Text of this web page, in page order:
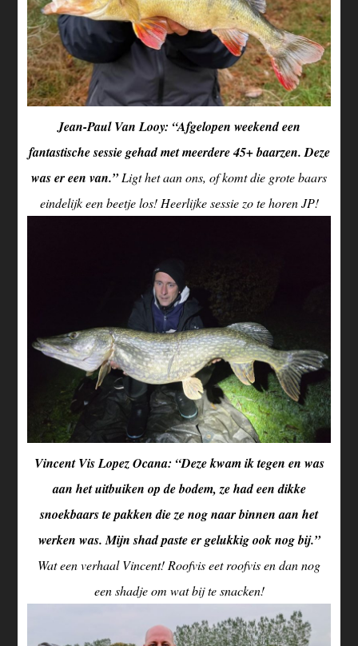
Jean-Paul Van Looy: “Afgelopen weekend een
fantastische sessie gehad met meerdere 45+ baarzen. Deze
was er een van.”Ligt het aan ons, of komt die grote baars
eindelijk een beetje los! Heerlijke sessie zo te horen JP!
Vincent Vis Lopez Ocana: “Deze kwam ik tegen en was
aan het uitbuiken op de bodem, ze had een dikke
snoekbaars te pakken die ze nog naar binnen aan het
werken was. Mijn shad paste er gelukkig ook nog bij.”
Wat een verhaal Vincent! Roofvis eet roofvis en dan nog
een shadje om wat bij te snacken!